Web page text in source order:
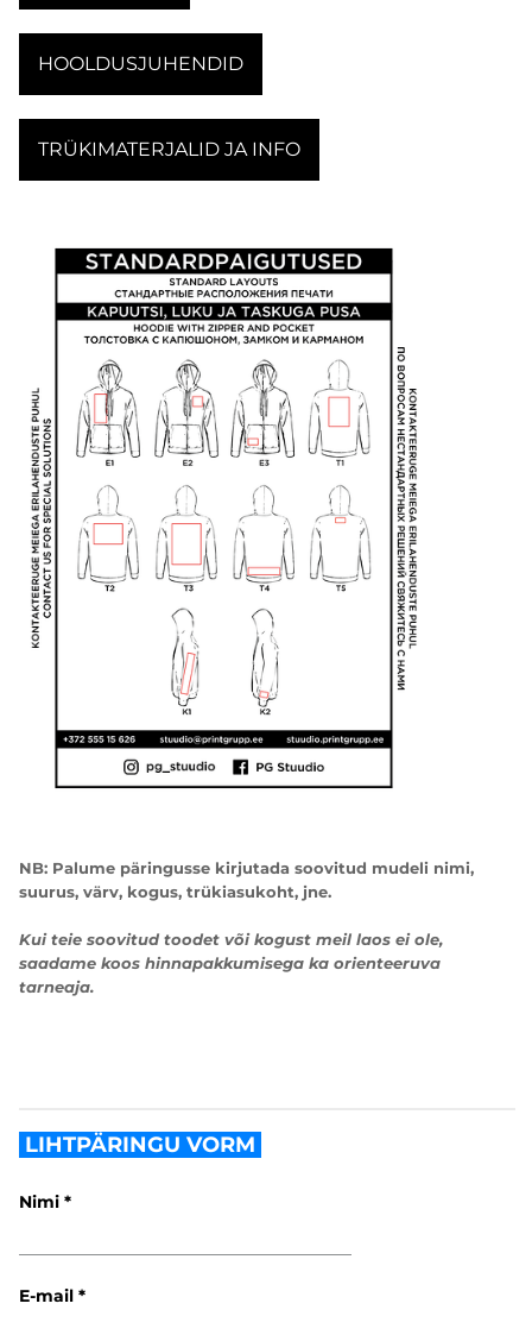
HOOLDUSJUHENDID
TRÜKIMATERJALID JA INFO
NB: Palume päringusse kirjutada soovitud mudeli nimi,
suurus, värv, kogus, trükiasukoht, jne.
Kui teie soovitud toodet või kogust meil laos ei ole,
saadame koos hinnapakkumisega ka orienteeruva
tarneaja.
LIHTPÄRINGU VORM
Nimi
E-mail